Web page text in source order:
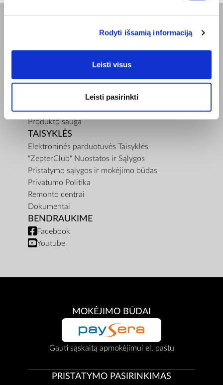
Rodyti išsamią informaciją
Leisti visus
Leisti pasirinkti
Apie mus
Užsisakykite pristatymą
Susisiekite su mumis
Produkto sauga
TAISYKLĖS
Elektroninės parduotuvės Taisyklės
"ZepterClub" Nuostatos ir Sąlygos
Pristatymo sąlygos ir mokėjimo būdas
Privatumo Politika
Remonto centrai
Dokumentai
BENDRAUKIME
Facebook
Youtube
MOKĖJIMO BŪDAI
Gauti sąskaitą apmokėjimui el. paštu
PRISTATYMO PASIRINKIMAS